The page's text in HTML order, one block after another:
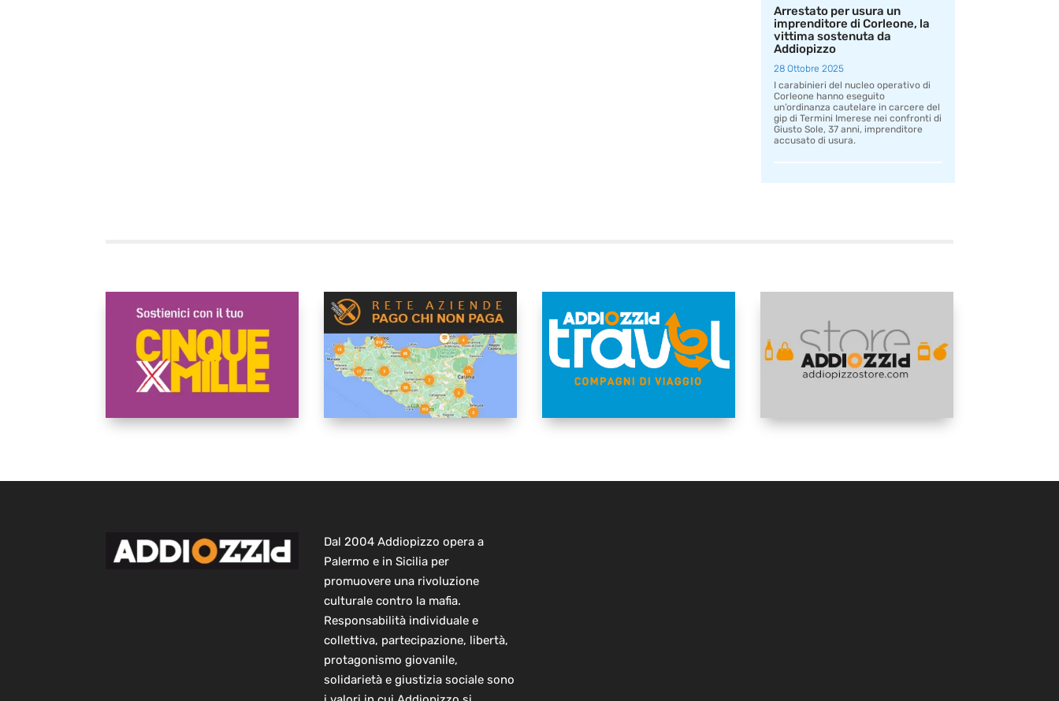
Arrestato per usura un
imprenditore di Corleone, la
vittima sostenuta da
Addiopizzo
28 Ottobre 2025
I carabinieri del nucleo operativo di
Corleone hanno eseguito
un’ordinanza cautelare in carcere del
gip di Termini Imerese nei confronti di
Giusto Sole, 37 anni, imprenditore
accusato di usura.
Dal 2004 Addiopizzo opera a
Palermo e in Sicilia per
promuovere una rivoluzione
culturale contro la mafia.
Responsabilità individuale e
collettiva, partecipazione, libertà,
protagonismo giovanile,
solidarietà e giustizia sociale sono